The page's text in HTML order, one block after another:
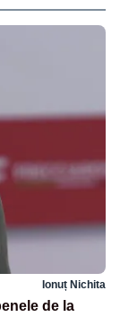
Ionuț Nichita
de la